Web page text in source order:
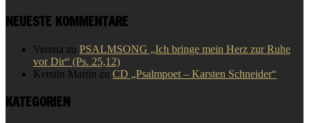
NEUESTE KOMMENTARE
Verena zu PSALMSONG „Ich bringe mein Herz zur Ruhe
vor Dir“ (Ps. 25,12)
Kerstin Martin zu CD „Psalmpoet – Karsten Schneider“
KATEGORIEN